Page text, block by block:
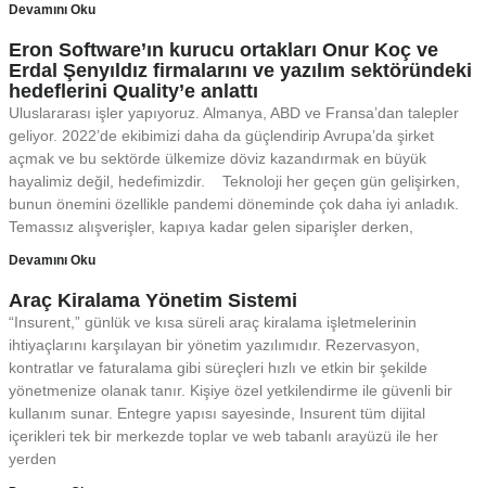
Devamını Oku
Eron Software’ın kurucu ortakları Onur Koç ve
Erdal Şenyıldız firmalarını ve yazılım sektöründeki
hedeflerini Quality’e anlattı
Uluslararası işler yapıyoruz. Almanya, ABD ve Fransa’dan talepler
geliyor. 2022’de ekibimizi daha da güçlendirip Avrupa’da şirket
açmak ve bu sektörde ülkemize döviz kazandırmak en büyük
hayalimiz değil, hedefimizdir. Teknoloji her geçen gün gelişirken,
bunun önemini özellikle pandemi döneminde çok daha iyi anladık.
Temassız alışverişler, kapıya kadar gelen siparişler derken,
Devamını Oku
Araç Kiralama Yönetim Sistemi
“Insurent,” günlük ve kısa süreli araç kiralama işletmelerinin
ihtiyaçlarını karşılayan bir yönetim yazılımıdır. Rezervasyon,
kontratlar ve faturalama gibi süreçleri hızlı ve etkin bir şekilde
yönetmenize olanak tanır. Kişiye özel yetkilendirme ile güvenli bir
kullanım sunar. Entegre yapısı sayesinde, Insurent tüm dijital
içerikleri tek bir merkezde toplar ve web tabanlı arayüzü ile her
yerden